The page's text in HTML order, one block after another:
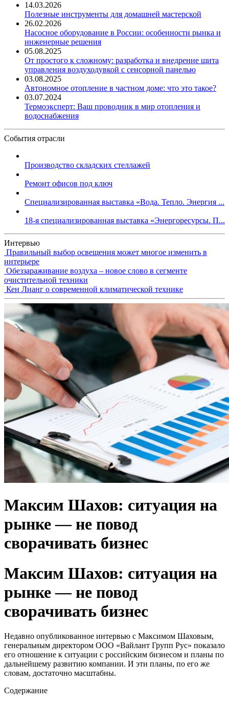
14.03.2026
Полезные инструменты для домашней мастерской
26.02.2026
Насосное оборудование в России: особенности рынка и
инженерные решения
05.08.2025
От простого к сложному: разработка и внедрение щита
управления воздуходувкой с сенсорной панелью
03.08.2025
Автономное отопление в частном доме: что это такое?
03.07.2024
Термоэксперт: Ваш проводник в мир отопления и
водоснабжения
События отрасли
Производство складских стеллажей
Ремонт офисов под ключ
Специализированная выставка «Вода. Тепло. Энергия ...
18-я специализированная выставка «Энергоресурсы. П...
Интервью
Правильный выбор освещения может многое изменить в
интерьере
Обеззараживание воздуха – новое слово в сегменте
очистительной техники
Кен Лианг о современной климатической технике
Максим Шахов: ситуация на
рынке — не повод
сворачивать бизнес
Максим Шахов: ситуация на
рынке — не повод
сворачивать бизнес
Недавно опубликованное интервью с Максимом Шаховым,
генеральным директором ООО «Вайлант Групп Рус» показало
его отношение к ситуации с российским бизнесом и планы по
дальнейшему развитию компании. И эти планы, по его же
словам, достаточно масштабны.
Содержание